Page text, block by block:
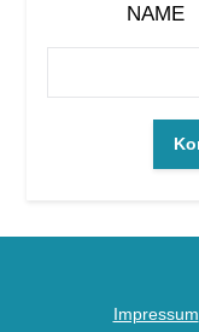
NAME
Impressum